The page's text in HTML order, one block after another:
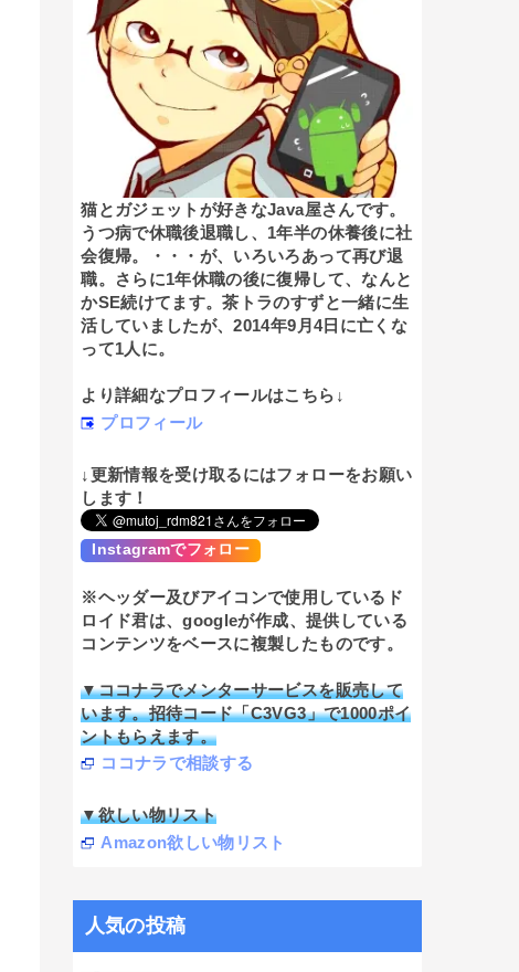
猫とガジェットが好きなJava屋さんです。
うつ病で休職後退職し、1年半の休養後に社
会復帰。・・・が、いろいろあって再び退
職。さらに1年休職の後に復帰して、なんと
かSE続けてます。茶トラのすずと一緒に生
活していましたが、2014年9月4日に亡くな
って1人に。
より詳細なプロフィールはこちら↓
プロフィール
↓更新情報を受け取るにはフォローをお願い
します！
Instagramでフォロー
※ヘッダー及びアイコンで使用しているド
ロイド君は、googleが作成、提供している
コンテンツをベースに複製したものです。
▼ココナラでメンターサービスを販売して
います。招待コード「C3VG3」で1000ポイ
ントもらえます。
ココナラで相談する
▼欲しい物リスト
Amazon欲しい物リスト
人気の投稿